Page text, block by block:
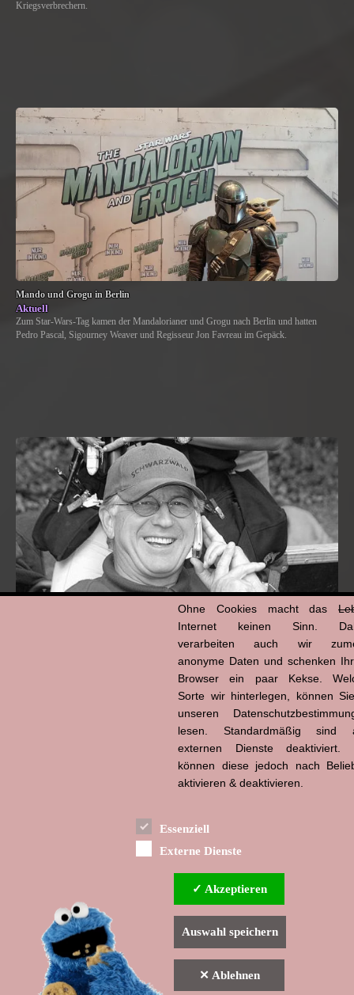
Kriegsverbrechern.
Mando und Grogu in Berlin
Aktuell
Zum Star-Wars-Tag kamen der Mandalorianer und Grogu nach Berlin und hatten
Pedro Pascal, Sigourney Weaver und Regisseur Jon Favreau im Gepäck.
▲ nach oben Indexverzeichnis
Ohne Cookies macht das
Internet keinen Sinn.
verarbeiten auch wir
anonyme Daten und schenken
Browser ein paar Kekse.
Sorte wir hinterlegen, können
unseren
lesen. Standardmäßig sind
externen Dienste deaktiviert.
können diese jedoch nach
aktivieren & deaktivieren.
Essenziell
Externe Dienste
✓ Akzeptieren
Auswahl speichern
✕ Ablehnen